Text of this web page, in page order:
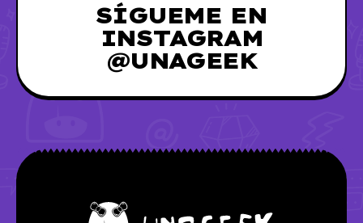
SÍGUEME EN
INSTAGRAM
@UNAGEEK